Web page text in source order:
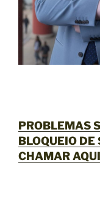
PROBLEMAS
BLOQUEIO DE
CHAMAR